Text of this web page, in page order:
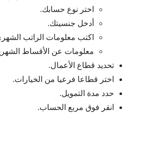
اختر نوع حسابك.
أدخل جنسيتك.
اكتب معلومات الراتب
معلومات عن الأقساط
تحديد قطاع الأعمال.
اختر قطاعا فرعيا من الخيارات.
حدد مدة التمويل.
انقر فوق مربع الحساب.